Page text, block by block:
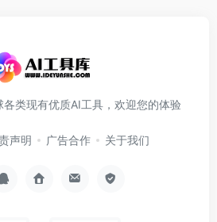
各类现有优质AI工具，欢迎您的体验
声明 广告合作 关于我们